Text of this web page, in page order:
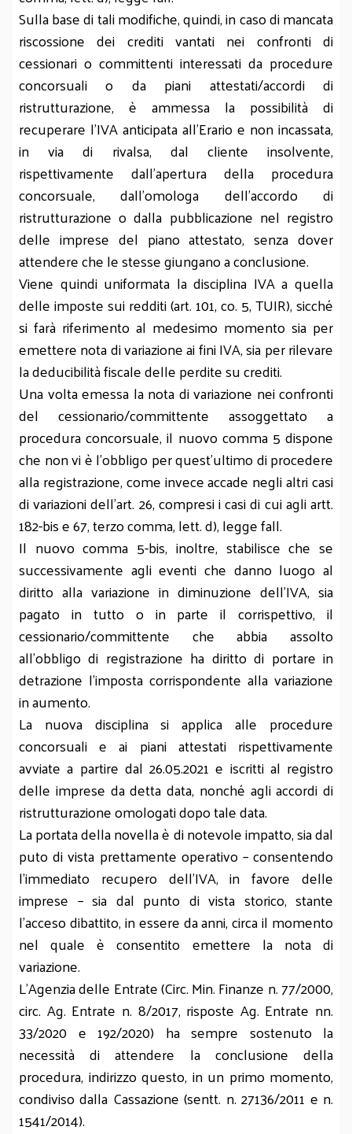
Sulla base di tali modifiche, quindi, in caso di mancata
riscossione dei crediti vantati nei confronti di
cessionari o committenti interessati da procedure
concorsuali o da piani attestati/accordi di
ristrutturazione, è ammessa la possibilità di
recuperare l’IVA anticipata all’Erario e non incassata,
in via di rivalsa, dal cliente insolvente,
rispettivamente dall’apertura della procedura
concorsuale, dall’omologa dell’accordo di
ristrutturazione o dalla pubblicazione nel registro
delle imprese del piano attestato, senza dover
attendere che le stesse giungano a conclusione.
Viene quindi uniformata la disciplina IVA a quella
delle imposte sui redditi (art. 101, co. 5, TUIR), sicché
si farà riferimento al medesimo momento sia per
emettere nota di variazione ai fini IVA, sia per rilevare
la deducibilità fiscale delle perdite su crediti.
Una volta emessa la nota di variazione nei confronti
del cessionario/committente assoggettato a
procedura concorsuale, il nuovo comma 5 dispone
che non vi è l’obbligo per quest’ultimo di procedere
alla registrazione, come invece accade negli altri casi
di variazioni dell’art. 26, compresi i casi di cui agli artt.
182-bis e 67, terzo comma, lett. d), legge fall.
Il nuovo comma 5-bis, inoltre, stabilisce che se
successivamente agli eventi che danno luogo al
diritto alla variazione in diminuzione dell’IVA, sia
pagato in tutto o in parte il corrispettivo, il
cessionario/committente che abbia assolto
all’obbligo di registrazione ha diritto di portare in
detrazione l’imposta corrispondente alla variazione
in aumento.
La nuova disciplina si applica alle procedure
concorsuali e ai piani attestati rispettivamente
avviate a partire dal 26.05.2021 e iscritti al registro
delle imprese da detta data, nonché agli accordi di
ristrutturazione omologati dopo tale data.
La portata della novella è di notevole impatto, sia dal
puto di vista prettamente operativo – consentendo
l’immediato recupero dell’IVA, in favore delle
imprese – sia dal punto di vista storico, stante
l’acceso dibattito, in essere da anni, circa il momento
nel quale è consentito emettere la nota di
variazione.
L’Agenzia delle Entrate (Circ. Min. Finanze n. 77/2000,
circ. Ag. Entrate n. 8/2017, risposte Ag. Entrate nn.
33/2020 e 192/2020) ha sempre sostenuto la
necessità di attendere la conclusione della
procedura, indirizzo questo, in un primo momento,
condiviso dalla Cassazione (sentt. n. 27136/2011 e n.
1541/2014).